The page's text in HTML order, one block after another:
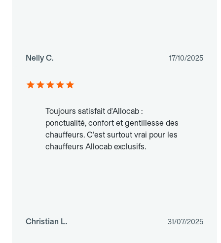
Nelly C. 17/10/2025
Toujours satisfait d'Allocab :
ponctualité, confort et gentillesse des
chauffeurs. C'est surtout vrai pour les
chauffeurs Allocab exclusifs.
Christian L. 31/07/2025